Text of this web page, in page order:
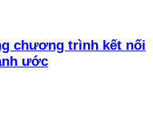
chương trình kết nối
ước